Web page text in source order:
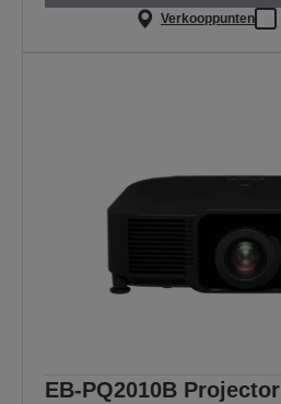
Verkooppunten
EB-PQ2010B Projector